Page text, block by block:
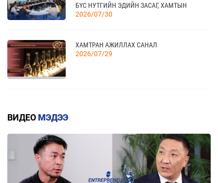
БҮС НУТГИЙН ЭДИЙН ЗАСАГ, ХАМТЫН
АЖИЛЛАГААНЫ УУЛЗАЛТ"-ЫГ ЗОХИОН
2026/07/30
ХАМТРАН АЖИЛЛАХ САНАЛ
2026/07/29
КВОТТОЙ БОЛОН БУУРУУЛСАН ТАРИФТАЙ
БАРААНЫ ЖАГСААЛТ
ВИДЕО МЭДЭЭ